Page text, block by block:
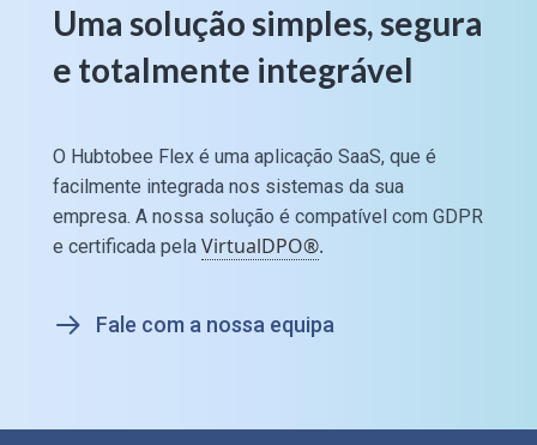
Uma solução simples, segura
e totalmente integrável
O Hubtobee Flex é uma aplicação SaaS, que é
facilmente integrada nos sistemas da sua
empresa. A nossa solução é compatível com GDPR
e certificada pela VirtualDPO®.
Fale com a nossa equipa